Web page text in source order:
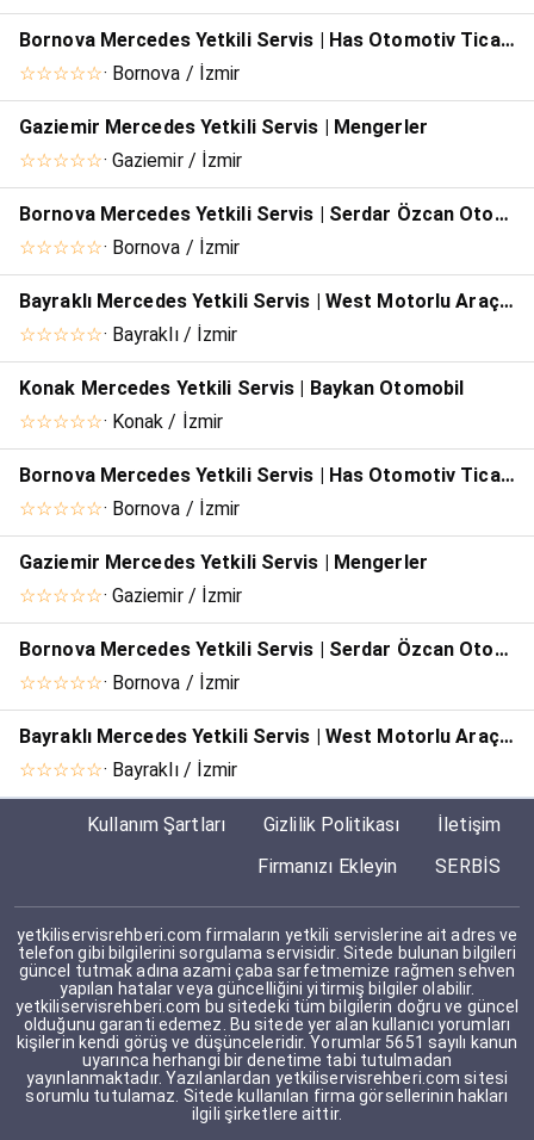
Bornova Mercedes Yetkili Servis | Has Otomotiv Ticaret
☆☆☆☆☆· Bornova / İzmir
Gaziemir Mercedes Yetkili Servis | Mengerler
☆☆☆☆☆· Gaziemir / İzmir
Bornova Mercedes Yetkili Servis | Serdar Özcan Otomotiv
☆☆☆☆☆· Bornova / İzmir
Bayraklı Mercedes Yetkili Servis | West Motorlu Araçlar
☆☆☆☆☆· Bayraklı / İzmir
Konak Mercedes Yetkili Servis | Baykan Otomobil
☆☆☆☆☆· Konak / İzmir
Bornova Mercedes Yetkili Servis | Has Otomotiv Ticaret
☆☆☆☆☆· Bornova / İzmir
Gaziemir Mercedes Yetkili Servis | Mengerler
☆☆☆☆☆· Gaziemir / İzmir
Bornova Mercedes Yetkili Servis | Serdar Özcan Otomotiv
☆☆☆☆☆· Bornova / İzmir
Bayraklı Mercedes Yetkili Servis | West Motorlu Araçlar
☆☆☆☆☆· Bayraklı / İzmir
Kullanım Şartları Gizlilik Politikası
İletişim
Firmanızı Ekleyin
SERBİS
yetkiliservisrehberi.com firmaların yetkili servislerine ait adres ve
telefon gibi bilgilerini sorgulama servisidir. Sitede bulunan bilgileri
güncel tutmak adına azami çaba sarfetmemize rağmen sehven
yapılan hatalar veya güncelliğini yitirmiş bilgiler olabilir.
yetkiliservisrehberi.com bu sitedeki tüm bilgilerin doğru ve güncel
olduğunu garanti edemez. Bu sitede yer alan kullanıcı yorumları
kişilerin kendi görüş ve düşünceleridir. Yorumlar 5651 sayılı kanun
uyarınca herhangi bir denetime tabi tutulmadan
yayınlanmaktadır. Yazılanlardan yetkiliservisrehberi.com sitesi
sorumlu tutulamaz. Sitede kullanılan firma görsellerinin hakları
ilgili şirketlere aittir.